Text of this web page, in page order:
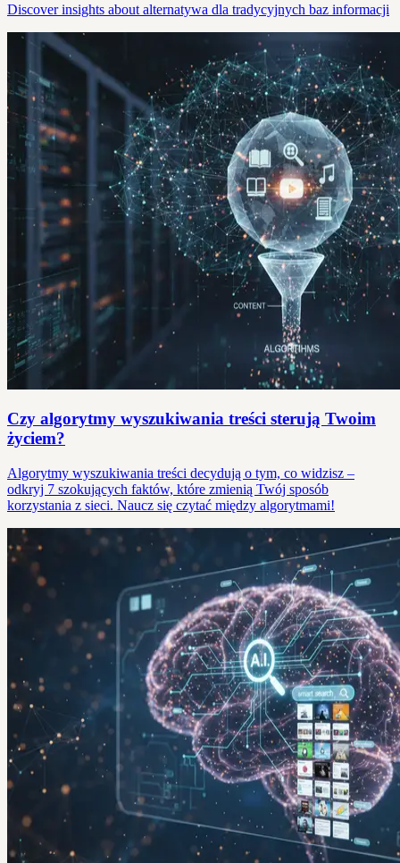
Discover insights about alternatywa dla tradycyjnych baz informacji
Czy algorytmy wyszukiwania treści sterują Twoim
życiem?
Algorytmy wyszukiwania treści decydują o tym, co widzisz –
odkryj 7 szokujących faktów, które zmienią Twój sposób
korzystania z sieci. Naucz się czytać między algorytmami!